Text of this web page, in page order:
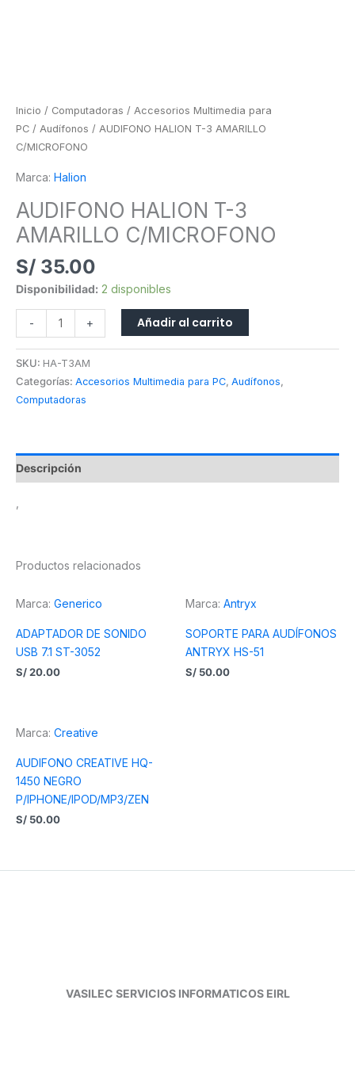
Inicio / Computadoras / Accesorios Multimedia para
PC / Audífonos / AUDIFONO HALION T-3 AMARILLO
C/MICROFONO
Marca: Halion
AUDIFONO HALION T-3
AMARILLO C/MICROFONO
S/ 35.00
Disponibilidad: 2 disponibles
- + Añadir al carrito
SKU: HA-T3AM
Categorías: Accesorios Multimedia para PC, Audífonos,
Computadoras
Descripción
Productos relacionados
Marca: Generico
ADAPTADOR DE SONIDO
USB 7.1 ST-3052
S/ 20.00
Marca: Antryx
SOPORTE PARA AUDÍFONOS
ANTRYX HS-51
S/ 50.00
Marca: Creative
AUDIFONO CREATIVE HQ-
1450 NEGRO
P/IPHONE/IPOD/MP3/ZEN
S/ 50.00
VASILEC SERVICIOS INFORMATICOS EIRL